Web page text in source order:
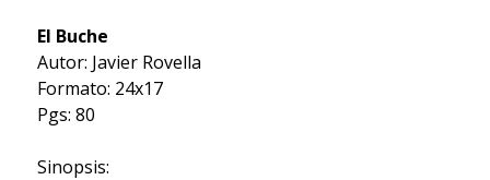
El Buche
Autor: Javier Rovella
Formato: 24x17
Pgs: 80
Sinopsis: